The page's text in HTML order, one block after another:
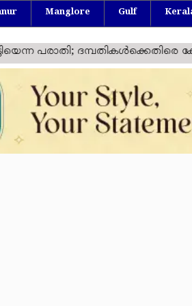
Manglore Gulf